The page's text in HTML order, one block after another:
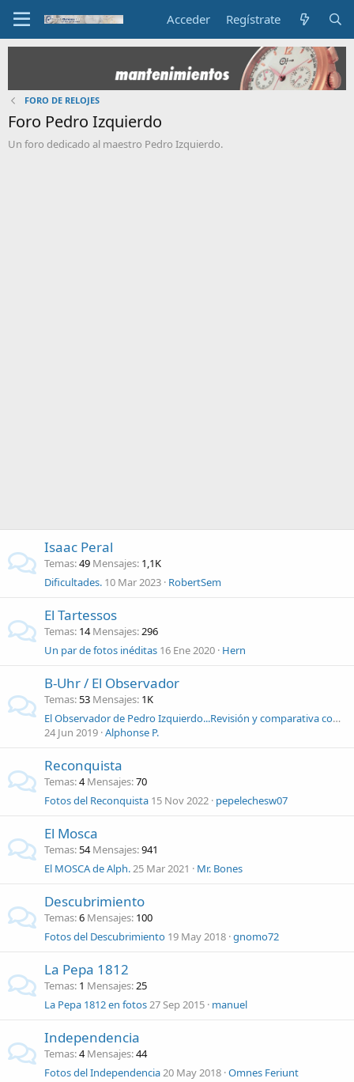
Acceder Regístrate
FORO DE RELOJES
Foro Pedro Izquierdo
Un foro dedicado al maestro Pedro Izquierdo.
Isaac Peral
Temas 49 Mensajes 1,1K
Dificultades. 10 Mar 2023 RobertSem
El Tartessos
Temas 14 Mensajes 296
Un par de fotos inéditas 16 Ene 2020 Hern
B-Uhr / El Observador
Temas 53 Mensajes 1K
El Observador de Pedro Izquierdo...Revisión y comparativa con otros flieger...
24 Jun 2019 Alphonse P.
Reconquista
Temas 4 Mensajes 70
Fotos del Reconquista 15 Nov 2022 pepelechesw07
El Mosca
Temas 54 Mensajes 941
El MOSCA de Alph.25 Mar 2021 Mr. Bones
Descubrimiento
Temas 6 Mensajes 100
Fotos del Descubrimiento 19 May 2018 gnomo72
La Pepa 1812
Temas 1 Mensajes 25
La Pepa 1812 en fotos27 Sep 2015 manuel
Independencia
Temas 4 Mensajes 44
Fotos del Independencia20 May 2018 Omnes Feriunt